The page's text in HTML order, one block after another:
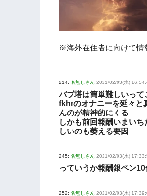
※海外在住者に向けて情
214: 名無しさん 2021/02/03(水)
バブ塔は簡単難しいって
fkhrのオナニーを延々と
んのが精神的にくる
しかも前回報酬いまい
しいのも萎える要因
245: 名無しさん 2021/02/03(水)
っていうか報酬銀ペン10
252: 名無しさん 2021/02/03(水)